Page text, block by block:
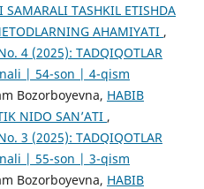
TASHKIL ETISHDA
AHAMIYATI ,
4 (2025): TADQIQOTLAR
| 54-son | 4-qism
Bozorboyevna, HABIB
NIDO SAN’ATI ,
3 (2025): TADQIQOTLAR
| 55-son | 3-qism
Bozorboyevna, HABIB